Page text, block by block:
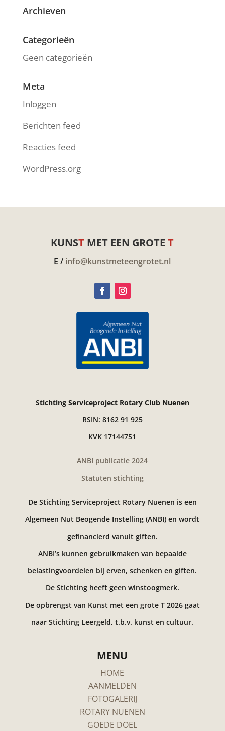
Archieven
Categorieën
Geen categorieën
Meta
Inloggen
Berichten feed
Reacties feed
WordPress.org
KUNST MET EEN GROTET
E / info@kunstmeteengrotet.nl
Stichting Serviceproject Rotary Club Nuenen
RSIN: 8162 91 925
KVK 17144751
ANBI publicatie 2024
Statuten stichting
De Stichting Serviceproject Rotary Nuenen is een
Algemeen Nut Beogende Instelling (ANBI) en wordt
gefinancierd vanuit giften.
ANBI’s kunnen gebruikmaken van bepaalde
belastingvoordelen bij erven, schenken en giften.
De Stichting heeft geen winstoogmerk.
De opbrengst van Kunst met een grote T 2026 gaat
naar Stichting Leergeld, t.b.v. kunst en cultuur.
MENU
HOME
AANMELDEN
FOTOGALERIJ
ROTARY NUENEN
GOEDE DOEL